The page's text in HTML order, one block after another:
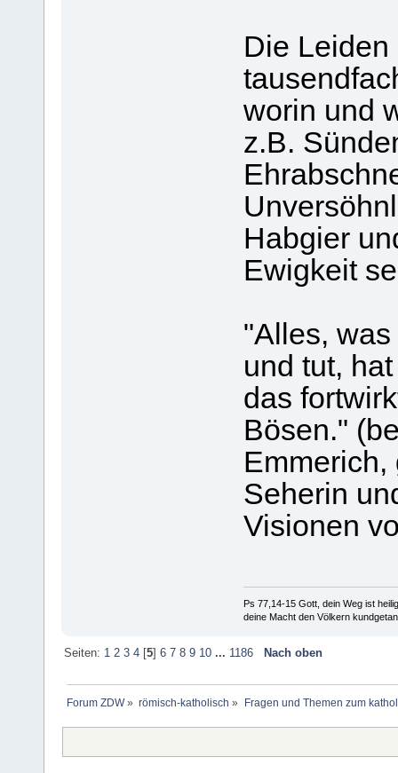
Die
worin und
z.B.
Habgier
Ewigkeit
"Alles,
und tut,
das
Bösen."
Emmerich,
Seherin
Visionen
Ps 77,14-15 Gott, dein Weg ist
deine Macht den Völkern
Seiten: 1 2 3 4[5] 6 7 8 9 10 ... 1186 Nach oben
Forum ZDW» römisch-katholisch » Fragen und Themen zum